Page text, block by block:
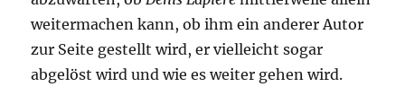
weitermachen kann, ob ihm ein anderer Autor
zur Seite gestellt wird, er vielleicht sogar
abgelöst wird und wie es weiter gehen wird.